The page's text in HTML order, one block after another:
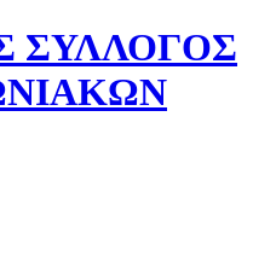
ΣΥΛΛΟΓΟΣ